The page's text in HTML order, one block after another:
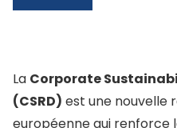
La Corporate
(CSRD) est une nouvelle
européenne qui renforce